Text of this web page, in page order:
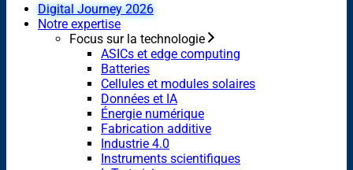
Digital Journey 2026
Notre expertise
Focus sur la technologie
ASICs et edge computing
Batteries
Cellules et modules solaires
Données et IA
Énergie numérique
Fabrication additive
Industrie 4.0
Instruments scientifiques